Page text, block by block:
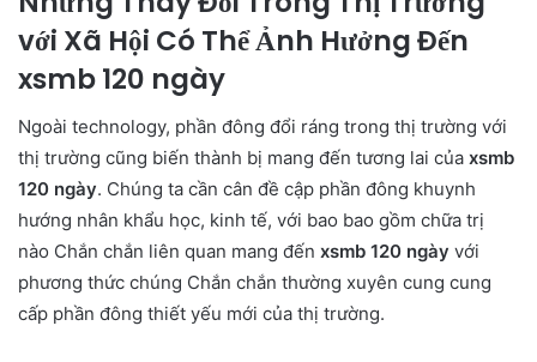
với Xã Hội Có Thể Ảnh Hưởng Đến
xsmb 120 ngày
Ngoài technology, phần đông đổi ráng trong thị trường với
thị trường cũng biến thành bị mang đến tương lai của xsmb
120 ngày. Chúng ta cần cân đề cập phần đông khuynh
hướng nhân khẩu học, kinh tế, với bao bao gồm chữa trị
nào Chắn chắn liên quan mang đến xsmb 120 ngày với
phương thức chúng Chắn chắn thường xuyên cung cung
cấp phần đông thiết yếu mới của thị trường.